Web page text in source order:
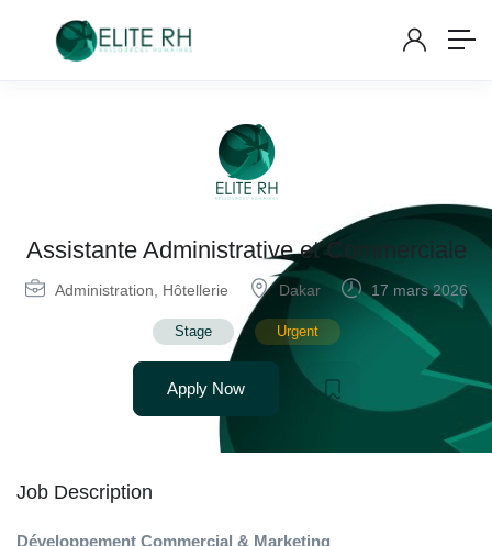
Assistante Administrative et Commerciale
Administration Hôtellerie Dakar 17 mars 2026
Stage Urgent
Apply Now
Job Description
Développement Commercial & Marketing